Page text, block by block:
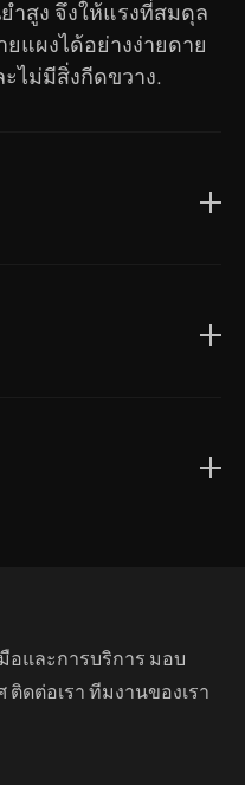
ำสูง จึงให้แรงที่สมดุล
แผงได้อย่างง่ายดาย
ไม่มีสิ่งกีดขวาง.
อและการบริการ มอบ
ดต่อเรา ทีมงานของเรา